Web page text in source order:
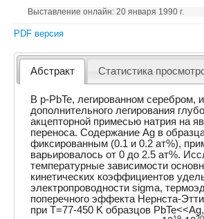
Выставление онлайн: 20 января 1990 г.
PDF версия
Абстракт Статистика
В p-PbTe, легированном серебром,
дополнительного легирования
акцепторной примесью натрия на
переноса. Содержание Ag в
фиксированным (0.1 и 0.2 ат%),
варьировалось от 0 до 2.5 ат%.
температурные зависимости
кинетических коэффициентов
электропроводности sigma,
поперечного эффекта Нернста-
при T=77-450 K образцов